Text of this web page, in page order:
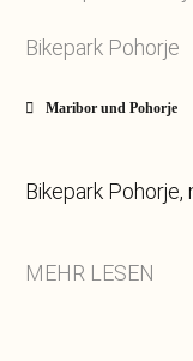
Bikepark Pohorje
Maribor und Pohorje
Bikepark
MEHR LESEN